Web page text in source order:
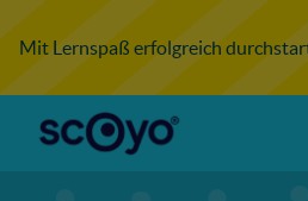
Mit Lernspaß erfolgreich